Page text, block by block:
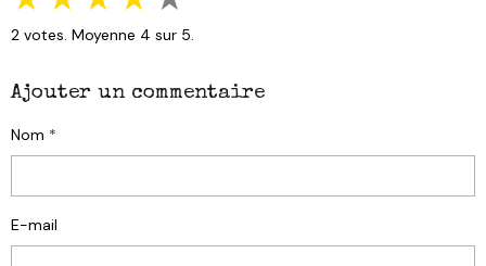
2 votes. Moyenne 4 sur 5.
Ajouter un commentaire
Nom
E-mail